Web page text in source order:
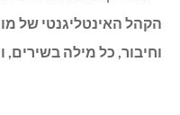
הקהל האינטליגנטי של
וחיבור, כל מילה בשירים,